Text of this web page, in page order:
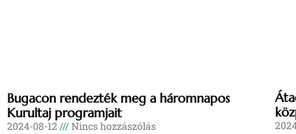
Bugacon rendezték meg a háromnapos
Kurultaj programjait
2024-08-12 Nincs hozzászólás